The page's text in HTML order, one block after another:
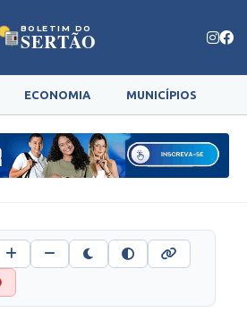
BOLETIM DO
SERTÃO
ECONOMIA MUNICÍPIOS